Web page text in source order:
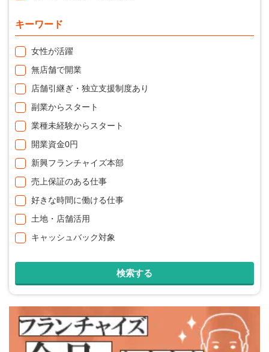
キーワード
女性が活躍
無店舗で開業
店舗引継ぎ・独立支援制度あり
副業からスタート
業種未経験からスタート
開業資金0円
新興フランチャイズ本部
売上保証のある仕事
好きな時間に働ける仕事
土地・店舗活用
キャッシュバック対象